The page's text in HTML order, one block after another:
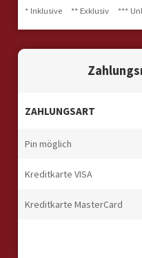
* Inklusive ** Exklusiv ***
ZAHLUNGSART
Pin möglich
Kreditkarte VISA
Kreditkarte MasterCard